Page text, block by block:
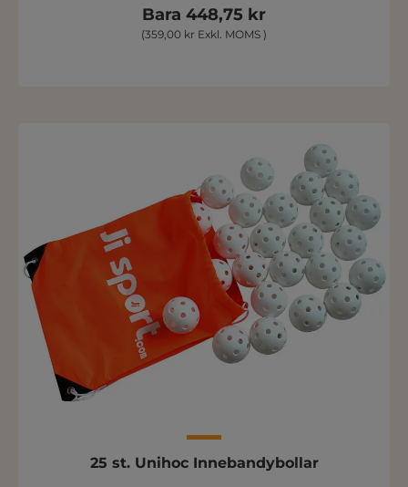
Bara 448,75 kr
(359,00 kr Exkl. MOMS )
25 st. Unihoc Innebandybollar